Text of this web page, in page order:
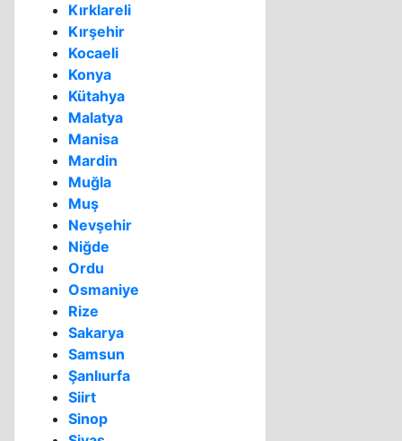
Kırklareli
Kırşehir
Kocaeli
Konya
Kütahya
Malatya
Manisa
Mardin
Muğla
Muş
Nevşehir
Niğde
Ordu
Osmaniye
Rize
Sakarya
Samsun
Şanlıurfa
Siirt
Sinop